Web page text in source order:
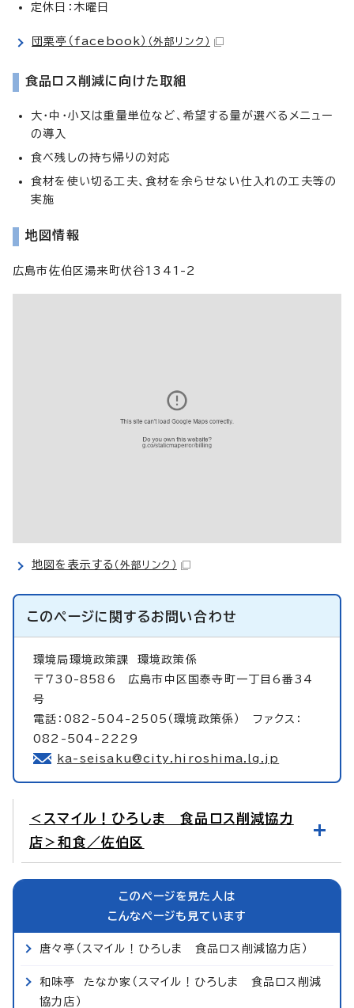
定休日：木曜日
団栗亭（facebook） （外部リンク）
食品ロス削減に向けた取組
大・中・小又は重量単位など、希望する量が選べるメニュー
の導入
食べ残しの持ち帰りの対応
食材を使い切る工夫、食材を余らせない仕入れの工夫等の
実施
地図情報
広島市佐伯区湯来町伏谷1341-2
地図を表示する （外部リンク）
このページに関するお問い合わせ
環境局環境政策課 環境政策係
〒730-8586 広島市中区国泰寺町一丁目6番34
号
電話：082-504-2505（環境政策係） ファクス：
082-504-2229
ka-seisaku@city.hiroshima.lg.jp
＜スマイル！ひろしま 食品ロス削減協力
店＞和食／佐伯区
このページを見た人は
こんなページも見ています
唐々亭（スマイル！ひろしま 食品ロス削減協力店）
和味亭 たなか家（スマイル！ひろしま 食品ロス削減
協力店）